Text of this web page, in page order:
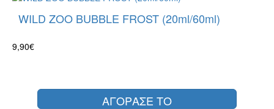
WILD ZOO BUBBLE FROST (20ml/60ml)
9,90€
ΑΓΟΡΑΣΕ ΤΟ